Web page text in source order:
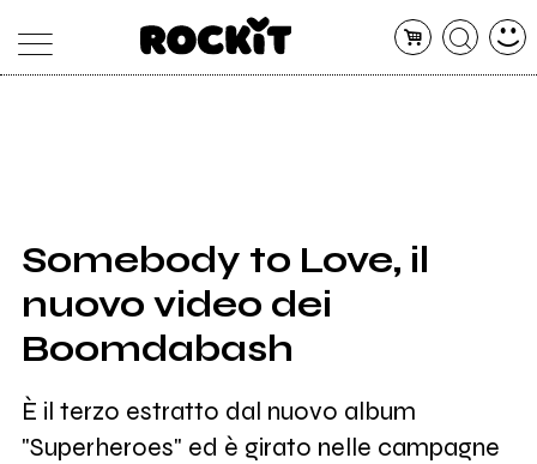
SHOP
RADIO
Somebody to Love, il
nuovo video dei
Boomdabash
È il terzo estratto dal nuovo album
"Superheroes" ed è girato nelle campagne